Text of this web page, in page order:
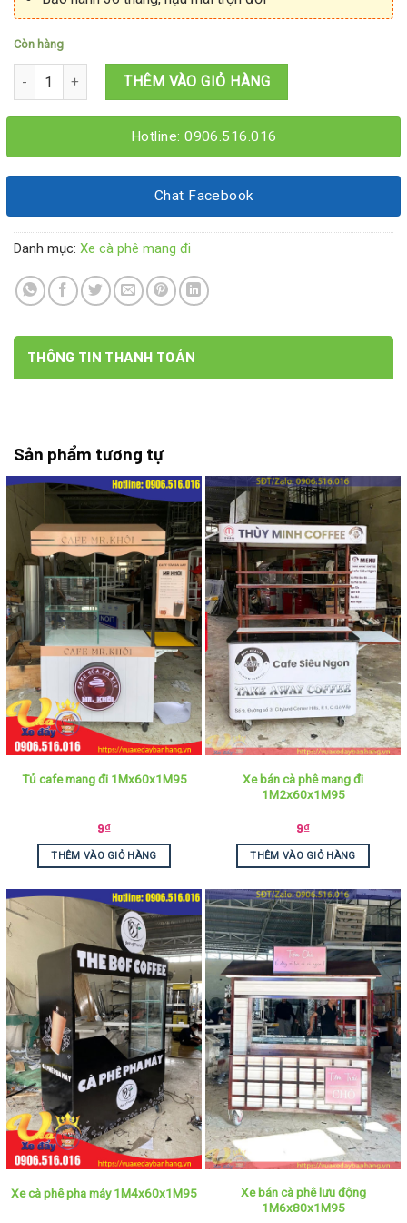
Còn hàng
Xe cà phê mang đi 1Mx60x1M95 số lượng
THÊM VÀO GIỎ HÀNG
Hotline: 0906.516.016
Chat Facebook
Danh mục: Xe cà phê mang đi
THÔNG TIN THANH TOÁN
Sản phẩm tương tự
Tủ cafe mang đi 1Mx60x1M95
9₫
THÊM VÀO GIỎ HÀNG
Xe bán cà phê mang đi
1M2x60x1M95
9₫
THÊM VÀO GIỎ HÀNG
Xe cà phê pha máy 1M4x60x1M95
Xe bán cà phê lưu động
1M6x80x1M95